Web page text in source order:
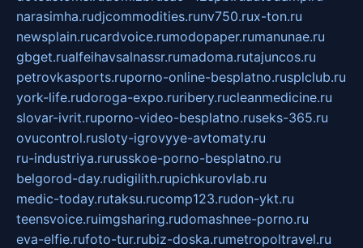
narasimha.rudjcommodities.runv750.rux-ton.ru
newsplain.rucardvoice.rumodopaper.rumanunae.ru
gbget.rualfeihavsalnassr.rumadoma.rutajuncos.ru
petrovkasports.ruporno-online-besplatno.rusplclub.ru
york-life.rudoroga-expo.ruribery.rucleanmedicine.ru
slovar-ivrit.ruporno-video-besplatno.ruseks-365.ru
ovucontrol.rusloty-igrovyye-avtomaty.ru
ru-industriya.rurusskoe-porno-besplatno.ru
belgorod-day.rudigilith.rupichkurovlab.ru
medic-today.rutaksu.rucomp123.rudon-ykt.ru
teensvoice.ruimgsharing.rudomashnee-porno.ru
eva-elfie.rufoto-tur.rubiz-doska.rumetropoltravel.ru